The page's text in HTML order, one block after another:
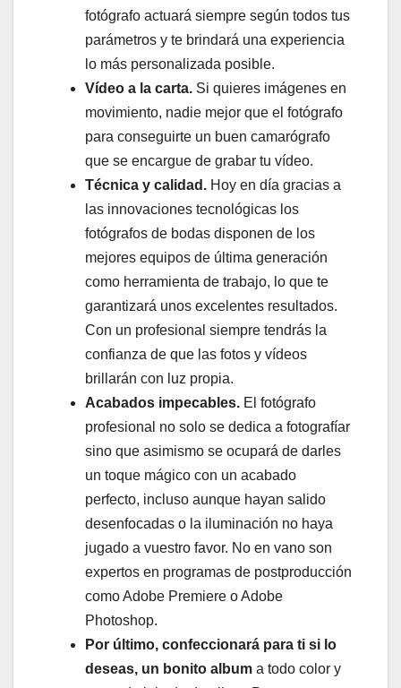
fotógrafo actuará siempre según todos tus
parámetros y te brindará una experiencia
lo más personalizada posible.
Vídeo a la carta. Si quieres imágenes en
movimiento, nadie mejor que el fotógrafo
para conseguirte un buen camarógrafo
que se encargue de grabar tu vídeo.
Técnica y calidad. Hoy en día gracias a
las innovaciones tecnológicas los
fotógrafos de bodas disponen de los
mejores equipos de última generación
como herramienta de trabajo, lo que te
garantizará unos excelentes resultados.
Con un profesional siempre tendrás la
confianza de que las fotos y vídeos
brillarán con luz propia.
Acabados impecables. El fotógrafo
profesional no solo se dedica a fotografíar
sino que asimismo se ocupará de darles
un toque mágico con un acabado
perfecto, incluso aunque hayan salido
desenfocadas o la iluminación no haya
jugado a vuestro favor. No en vano son
expertos en programas de postproducción
como Adobe Premiere o Adobe
Photoshop.
Por último, confeccionará para ti si lo
deseas, un bonito album a todo color y